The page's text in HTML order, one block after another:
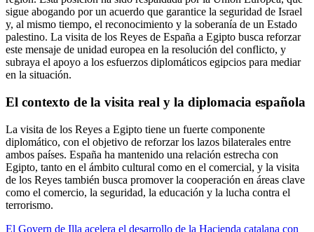
sigue abogando por un acuerdo que garantice la seguridad de Israel
y, al mismo tiempo, el reconocimiento y la soberanía de un Estado
palestino. La visita de los Reyes de España a Egipto busca reforzar
este mensaje de unidad europea en la resolución del conflicto, y
subraya el apoyo a los esfuerzos diplomáticos egipcios para mediar
en la situación.
El contexto de la visita real y la diplomacia española
La visita de los Reyes a Egipto tiene un fuerte componente
diplomático, con el objetivo de reforzar los lazos bilaterales entre
ambos países. España ha mantenido una relación estrecha con
Egipto, tanto en el ámbito cultural como en el comercial, y la visita
de los Reyes también busca promover la cooperación en áreas clave
como el comercio, la seguridad, la educación y la lucha contra el
terrorismo.
El Govern de Illa acelera el desarrollo de la Hacienda catalana con